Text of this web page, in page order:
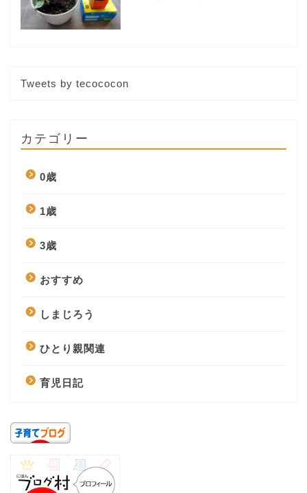
Tweets by tecococon
カテゴリー
0歳
1歳
3歳
おすすめ
しまじろう
ひとり親関連
育児日記